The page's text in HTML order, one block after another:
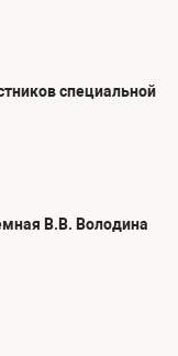
специальной
В.В. Володина